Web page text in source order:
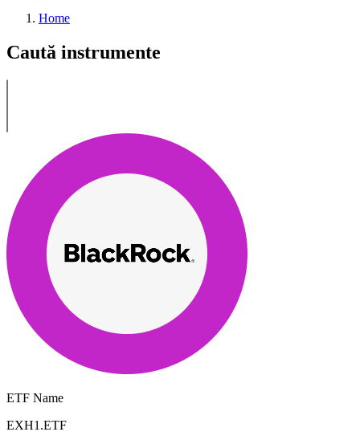
Home
Caută instrumente
ETF Name
EXH1.ETF